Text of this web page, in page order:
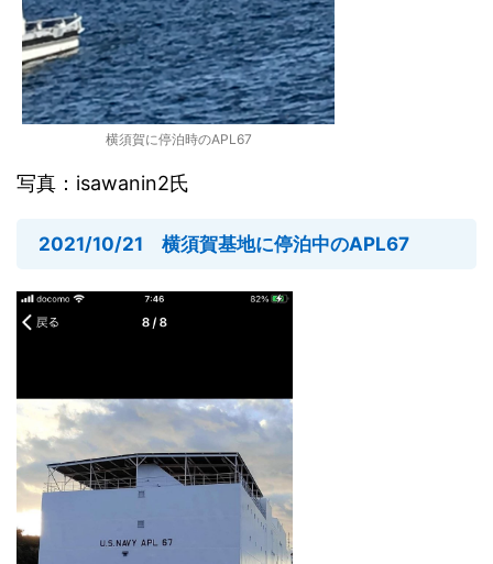
横須賀に停泊時のAPL67
写真：isawanin2氏
2021/10/21 横須賀基地に停泊中のAPL67